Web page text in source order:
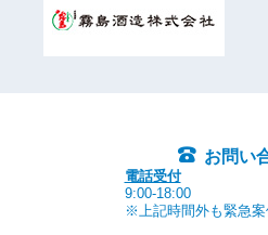
お問い
電話受付
9:00-18:00
※上記時間外も緊急案